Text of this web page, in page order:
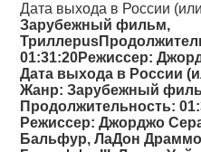
Дата выхода в России
Зарубежный фильм,
Триллерus
01:31:20Режиссер:
Дата выхода в России
Жанр: Зарубежный
Продолжительность:
Режиссер: Джорджо
Бальфур, ЛаДон